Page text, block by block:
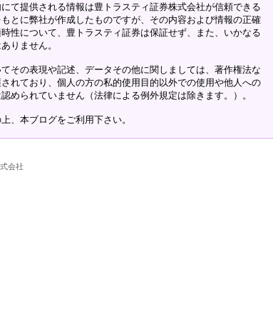
て提供される情報は豊トラスティ証券株式会社が信頼できる
とに弊社が作成したものですが、その内容および情報の正確
性について、豊トラスティ証券は保証せず、また、いかなる
りません。
その表現や記述、データその他に関しましては、著作権法な
れており、個人の方の私的使用目的以外での使用や他人への
められていません（法律による例外規定は除きます。）。
、本ブログをご利用下さい。
会社